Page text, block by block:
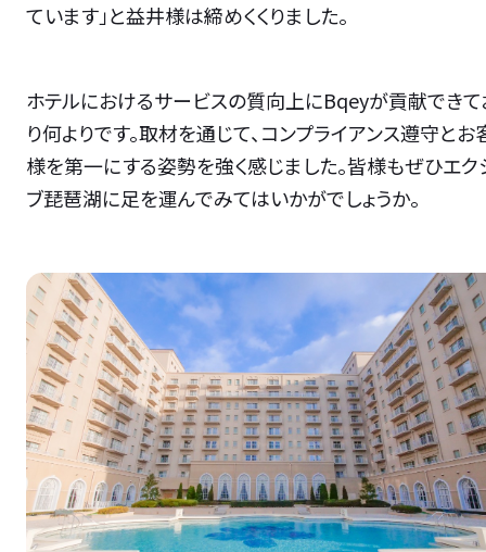
ています」と益井様は締めくくりました。
ホテルにおけるサービスの質向上にBqeyが貢献できて
り何よりです。取材を通じて、コンプライアンス遵守とお
様を第一にする姿勢を強く感じました。皆様もぜひエク
ブ琵琶湖に足を運んでみてはいかがでしょうか。